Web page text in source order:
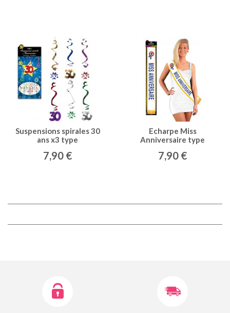
Suspensions spirales 30
ans x3 type
7,90 €
Echarpe Miss
Anniversaire type
7,90 €